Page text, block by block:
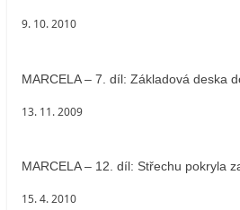
9. 10. 2010
MARCELA – 7. díl: Základová deska
13. 11. 2009
MARCELA – 12. díl: Střechu pokryla
15. 4. 2010